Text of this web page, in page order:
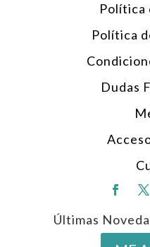
Política
Política
Dudas
Últimas